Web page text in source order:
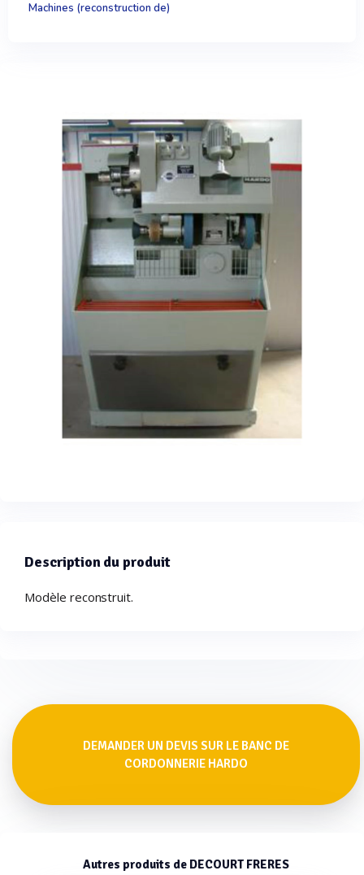
Description du produit
Modèle reconstruit.
Machines (reconstruction de)
DEMANDER UN DEVIS SUR LE BANC DE
CORDONNERIE HARDO
Autres produits de DECOURT FRERES